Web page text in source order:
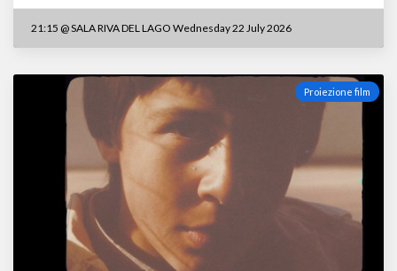
21:15 @SALA RIVA DEL LAGO Wednesday 22 July 2026
Proiezione film